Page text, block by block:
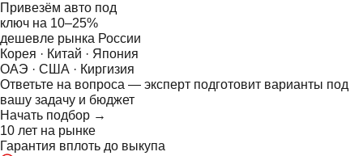
Привезём авто под
ключ на 10–25%
дешевле рынка России
Корея · Китай · Япония
ОАЭ · США · Киргизия
Ответьте на вопроса — эксперт подготовит варианты под
вашу задачу и бюджет
Начать подбор →
10 лет на рынке
Гарантия вплоть до выкупа